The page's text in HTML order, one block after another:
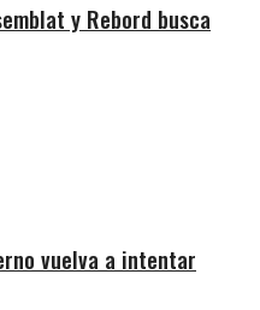
y Rebord busca
vuelva a intentar